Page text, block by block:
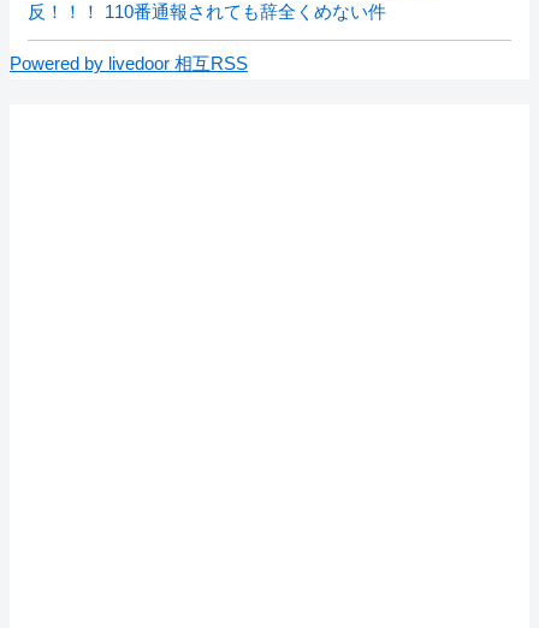
反！！！ 110番通報されても辞全くめない件
Powered by livedoor 相互RSS